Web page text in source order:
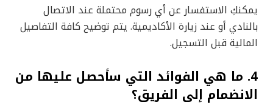
يمكنكِ الاستفسار عن أي رسوم محتملة عند الاتصال
بالنادي أو عند زيارة الأكاديمية. يتم توضيح كافة التفاصيل
المالية قبل التسجيل.
4. ما هي الفوائد التي سأحصل عليها من
الانضمام إلى الفريق؟